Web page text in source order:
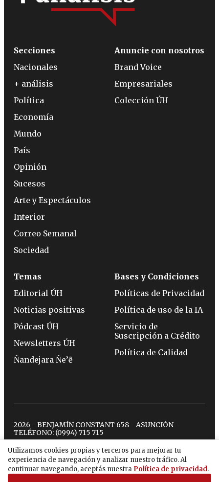
Utilizamos cookies propias y terceros para mejorar tu
experiencia de navegación y analizar nuestro tráfico. Al
continuar navegando, aceptás nuestra Política de privacidad.
Secciones
Nacionales
+ análisis
Política
Economía
Mundo
País
Opinión
Sucesos
Arte y Espectáculos
Interior
Correo Semanal
Sociedad
Anuncie con nosotros
Brand Voice
Empresariales
Colección ÚH
Temas
Editorial ÚH
Noticias positivas
Pódcast ÚH
Newsletters ÚH
Ñandejara Ñe’ẽ
Bases y Condiciones
Políticas de Privacidad
Política de uso de la IA
Servicio de
Suscripción a Crédito
Política de Calidad
2026 - BENJAMÍN CONSTANT 658 - ASUNCIÓN -
TELÉFONO: (0994) 715 715
twitterinstagram
facebook
tiktokyoutubespotify